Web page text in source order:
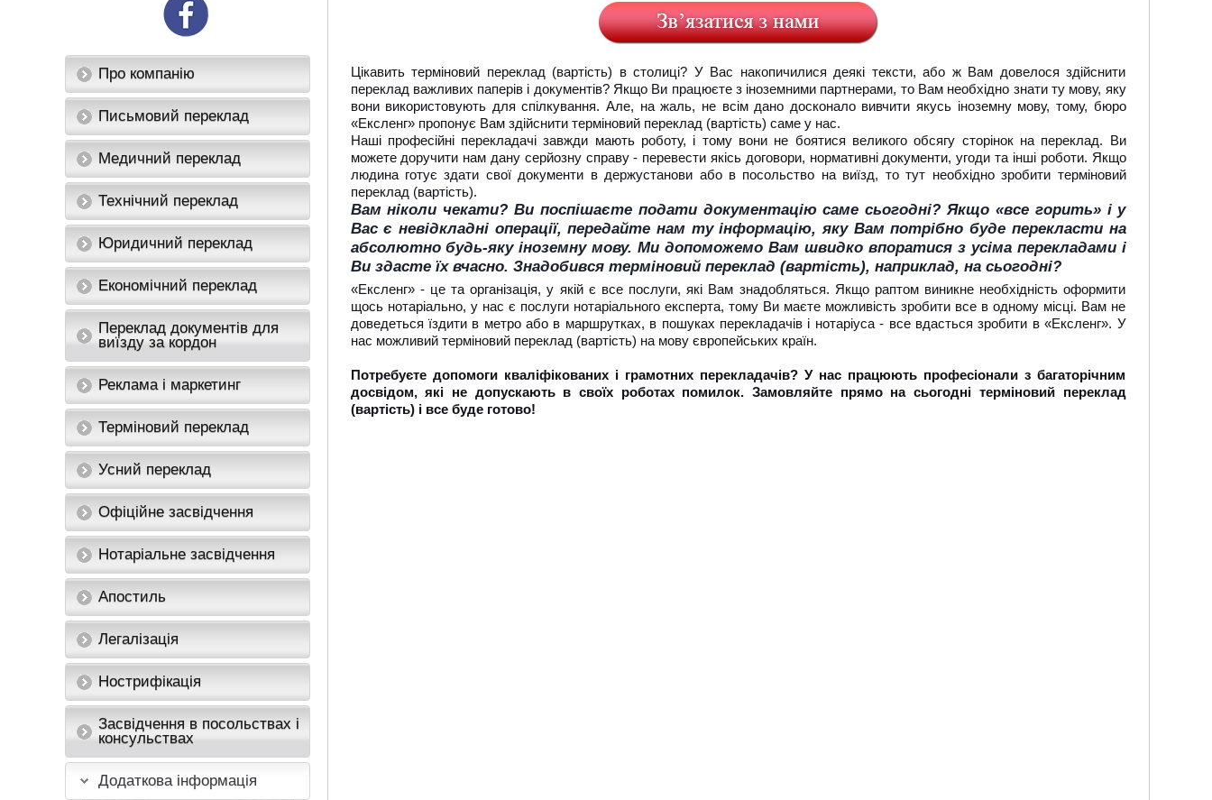
Про компанію
Письмовий переклад
Медичний переклад
Технічний переклад
Юридичний переклад
Економічний переклад
Переклад документів для
виїзду за кордон
Реклама і маркетинг
Терміновий переклад
Усний переклад
Офіційне засвідчення
Нотаріальне засвідчення
Апостиль
Легалізація
Нострифікація
Засвідчення в посольствах і
консульствах
Додаткова інформація
Цікавить терміновий переклад (вартість) в столиці? У Вас накопичилися деякі тексти, або ж Вам довелося здійснити
переклад важливих паперів і документів? Якщо Ви працюєте з іноземними партнерами, то Вам необхідно знати ту мову, яку
вони використовують для спілкування. Але, на жаль, не всім дано досконало вивчити якусь іноземну мову, тому, бюро
«Ексленг» пропонує Вам здійснити терміновий переклад (вартість) саме у нас.
Наші професійні перекладачі завжди мають роботу, і тому вони не боятися великого обсягу сторінок на переклад. Ви
можете доручити нам дану серйозну справу - перевести якісь договори, нормативні документи, угоди та інші роботи. Якщо
людина готує здати свої документи в держустанови або в посольство на виїзд, то тут необхідно зробити терміновий
переклад (вартість).
Вам ніколи чекати? Ви поспішаєте подати документацію саме сьогодні? Якщо «все горить» і у
Вас є невідкладні операції, передайте нам ту інформацію, яку Вам потрібно буде перекласти на
абсолютно будь-яку іноземну мову. Ми допоможемо Вам швидко впоратися з усіма перекладами і
Ви здасте їх вчасно. Знадобився терміновий переклад (вартість), наприклад, на сьогодні?
«Ексленг» - це та організація, у якій є все послуги, які Вам знадобляться. Якщо раптом виникне необхідність оформити
щось нотаріально, у нас є послуги нотаріального експерта, тому Ви маєте можливість зробити все в одному місці. Вам не
доведеться їздити в метро або в маршрутках, в пошуках перекладачів і нотаріуса - все вдасться зробити в «Ексленг». У
нас можливий терміновий переклад (вартість) на мову європейських країн.
Потребуєте допомоги кваліфікованих і грамотних перекладачів? У нас працюють професіонали з багаторічним
досвідом, які не допускають в своїх роботах помилок. Замовляйте прямо на сьогодні терміновий переклад
(вартість) і все буде готово!